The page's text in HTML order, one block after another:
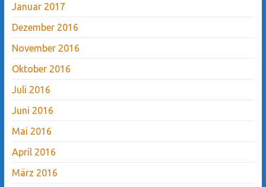
Januar 2017
Dezember 2016
November 2016
Oktober 2016
Juli 2016
Juni 2016
Mai 2016
April 2016
März 2016